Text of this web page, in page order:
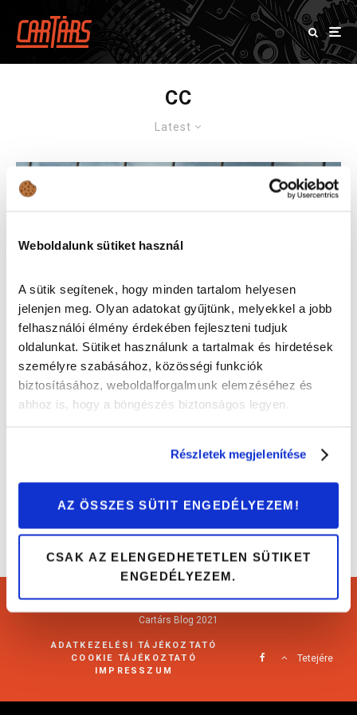
Weboldalunk sütiket használ
A sütik segítenek, hogy minden tartalom helyesen
jelenjen meg. Olyan adatokat gyűjtünk, melyekkel a jobb
felhasználói élmény érdekében fejleszteni tudjuk
oldalunkat. Sütiket használunk a tartalmak és hirdetések
személyre szabásához, közösségi funkciók
biztosításához, weboldalforgalmunk elemzéséhez és
ahhoz is, hogy a böngészés biztonságos legyen.
Részletek megjelenítése
AZ ÖSSZES SÜTIT ENGEDÉLYEZEM!
CSAK AZ ELENGEDHETETLEN SÜTIKET
ENGEDÉLYEZEM.
CC
Latest
Le a tetővel: 5 keménytetős kabrió 1,5 millió
Cartárs Blog 2021
ADATKEZELÉSI TÁJÉKOZTATÓ
COOKIE TÁJÉKOZTATÓ
IMPRESSZUM
Tetejére